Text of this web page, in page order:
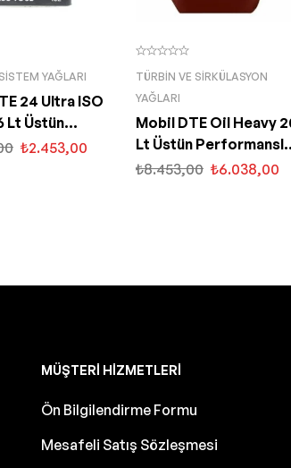
YAĞLARI
24 Ultra ISO
Lt Üstün
Hidrolik
₺2.453,00
TÜRBIN VE SIRKÜLASYON
YAĞLARI
Mobil DTE Oil Heavy
Lt Üstün Performanslı
Sirkülasyon Yağı
₺8.453,00 ₺6.038,00
MÜŞTERI HIZMETLERI
Ön Bilgilendirme Formu
Mesafeli Satış Sözleşmesi